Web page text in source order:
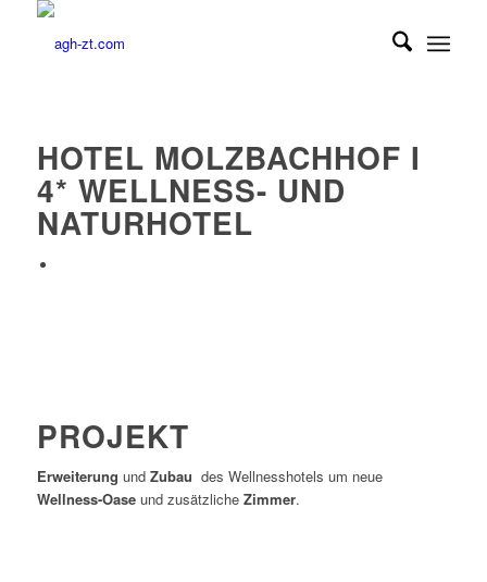
HOTEL MOLZBACHHOF I
4* WELLNESS- UND
NATURHOTEL
PROJEKT
Erweiterung und Zubau des Wellnesshotels um neue
Wellness-Oaseund zusätzliche Zimmer.